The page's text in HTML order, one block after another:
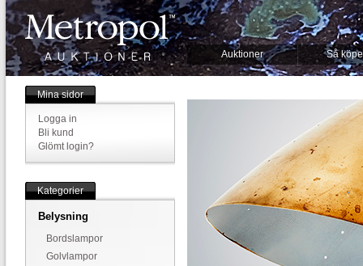
Auktioner Så
Mina sidor
Logga in
Bli kund
Glömt login?
Kategorier
Belysning
Bordslampor
Golvlampor